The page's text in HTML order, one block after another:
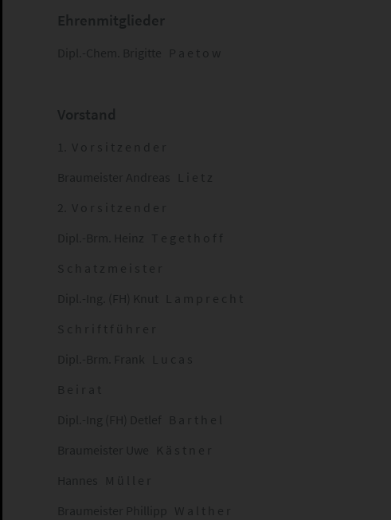
Ehrenmitglieder
Dipl.-Chem. Brigitte P a e t o w
Vorstand
1. V o r s i t z e n d e r
Braumeister Andreas L i e t z
2. V o r s i t z e n d e r
Dipl.-Brm. Heinz T e g e t h o f f
S c h a t z m e i s t e r
Dipl.-Ing. (FH) Knut L a m p r e c h t
S c h r i f t f ü h r e r
Dipl.-Brm. Frank L u c a s
B e i r a t
Dipl.-Ing (FH) Detlef B a r t h e l
Braumeister Uwe K ä s t n e r
Hannes M ü l l e r
Braumeister Phillipp W a l t h e r